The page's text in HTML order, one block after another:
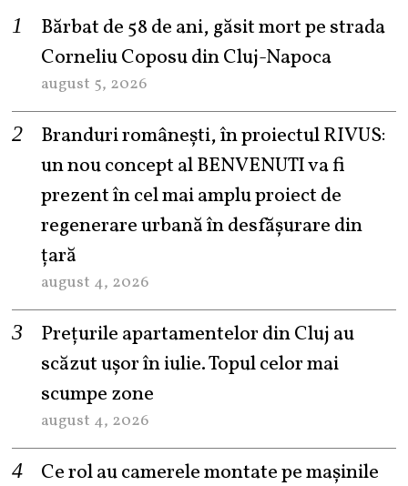
Bărbat de 58 de ani, găsit mort pe strada
Corneliu Coposu din Cluj-Napoca
august 5, 2026
Branduri românești, în proiectul RIVUS:
un nou concept al BENVENUTI va fi
prezent în cel mai amplu proiect de
regenerare urbană în desfășurare din
țară
august 4, 2026
Prețurile apartamentelor din Cluj au
scăzut ușor în iulie. Topul celor mai
scumpe zone
august 4, 2026
Ce rol au camerele montate pe mașinile